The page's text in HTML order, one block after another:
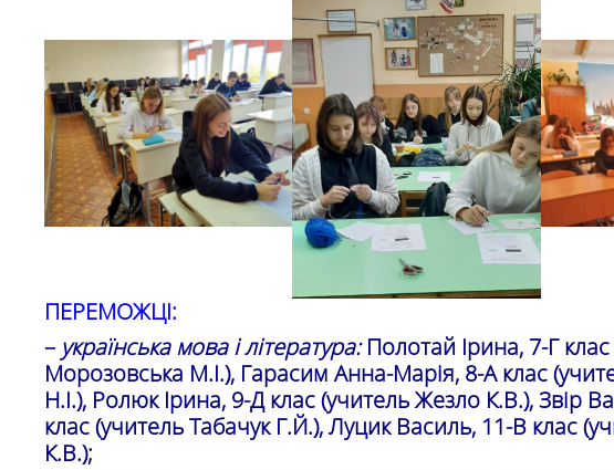
ПЕРЕМОЖЦІ:
– українська мова і література:Полотай Ірина, 7-Г
Морозовська М.І.), Гарасим Анна-Марія, 8-А клас
Н.І.), Ролюк Ірина, 9-Д клас (учитель Жезло К.В.), Звір
клас (учитель Табачук Г.Й.), Луцик Василь, 11-В клас
К.В.);